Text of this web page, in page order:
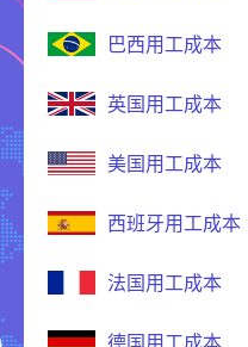
巴西用工成本
英国用工成本
美国用工成本
西班牙用工成本
法国用工成本